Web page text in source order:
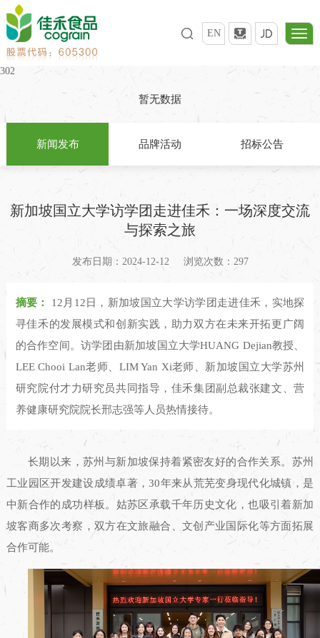
EN
302
暂无数据
新闻发布 品牌活动 招标公告
新加坡国立大学访学团走进佳禾：一场深度交流
与探索之旅
发布日期：2024-12-12 浏览次数：297
摘要：
12月12日，新加坡国立大学访学团走进佳禾，实地探
寻佳禾的发展模式和创新实践，助力双方在未来开拓更广阔
的合作空间。访学团由新加坡国立大学HUANG Dejian教授、
LEE Chooi Lan老师、LIM Yan Xi老师、新加坡国立大学苏州
研究院付才力研究员共同指导，佳禾集团副总裁张建文、营
养健康研究院院长邢志强等人员热情接待。
长期以来，苏州与新加坡保持着紧密友好的合作关系。苏州
工业园区开发建设成绩卓著，30年来从荒芜变身现代化城镇，是
中新合作的成功样板。姑苏区承载千年历史文化，也吸引着新加
坡客商多次考察，双方在文旅融合、文创产业国际化等方面拓展
合作可能。